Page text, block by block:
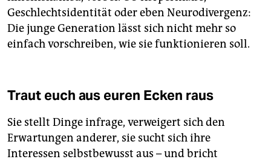
Geschlechtsidentität oder eben Neurodivergenz:
Die junge Generation lässt sich nicht mehr so
einfach vorschreiben, wie sie funktionieren soll.
Traut euch aus euren Ecken raus
Sie stellt Dinge infrage, verweigert sich den
Erwartungen anderer, sie sucht sich ihre
Interessen selbstbewusst aus – und bricht